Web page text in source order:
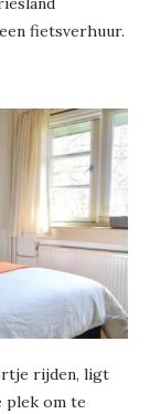
fietsverhuur.
rijden, ligt
plek om te